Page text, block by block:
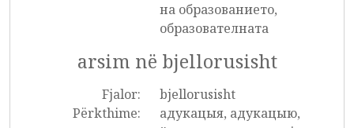
на образованието,
образователната
arsim në bjellorusisht
Fjalor:
bjellorusisht
Përkthime:
адукацыя, адукацыю,